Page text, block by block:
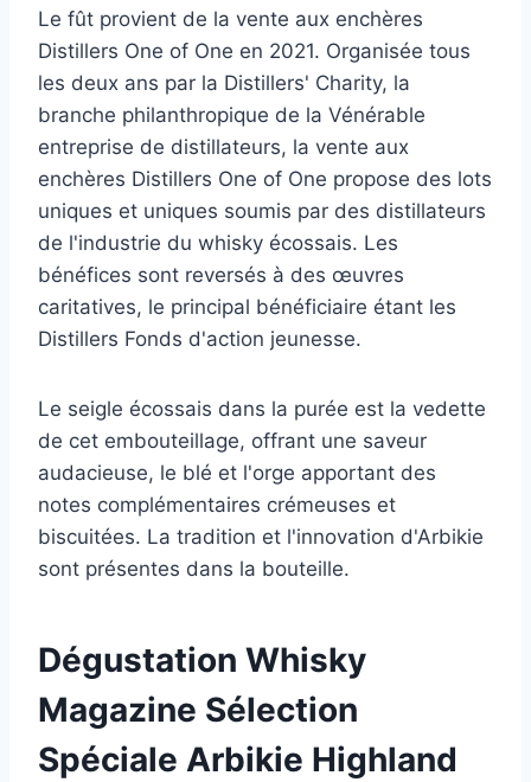
Le fût provient de la vente aux enchères
Distillers One of One en 2021. Organisée tous
les deux ans par la Distillers' Charity, la
branche philanthropique de la Vénérable
entreprise de distillateurs, la vente aux
enchères Distillers One of One propose des lots
uniques et uniques soumis par des distillateurs
de l'industrie du whisky écossais. Les
bénéfices sont reversés à des œuvres
caritatives, le principal bénéficiaire étant les
Distillers Fonds d'action jeunesse.
Le seigle écossais dans la purée est la vedette
de cet embouteillage, offrant une saveur
audacieuse, le blé et l'orge apportant des
notes complémentaires crémeuses et
biscuitées. La tradition et l'innovation d'Arbikie
sont présentes dans la bouteille.
Dégustation Whisky
Magazine Sélection
Spéciale Arbikie Highland